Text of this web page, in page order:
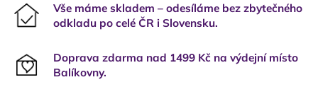
Vše máme skladem – odesíláme bez zbytečného
odkladu po celé ČR i Slovensku.
Doprava zdarma nad 1499 Kč na výdejní místo
Balíkovny.